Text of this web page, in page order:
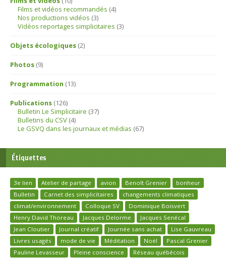
Films et vidéos recommandés (4)
Nos productions vidéos (3)
Vidéos reportages simplicitaires (3)
Objets écologiques (2)
Photos (9)
Programmation (13)
Publications (126)
Bulletin Le Simplicitaire (37)
Bulletins du CSV (4)
Le GSVQ dans les journaux et médias (67)
Étiquettes
3e lien Atelier de partage avion Benoît Grenier
bonheur
Bulletin
Carnet des simplicitaires
changements climatiques
climat/environnement
Colloque SV
Dominique Boisvert
Henry David Thoreau
Jacques Delorme
Jacques Senécal
Jean Cloutier
Journal créatif Journée sans achat
Lise Gauvreau
Livres usagés
mode de vie Méditation Noël
Pascal Grenier
Pauline Levasseur
Pleine conscience Réseau québécois